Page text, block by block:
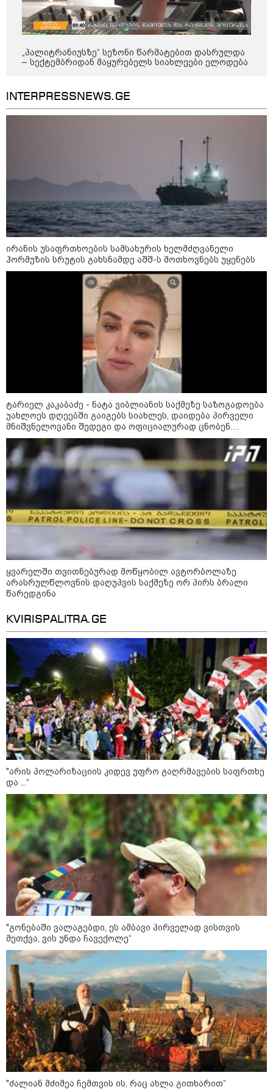
რას აცხადებს ირაკლი კობახიძე
ელექტროენერგიის რამდენჯერმე
გათიშვასთან დაკავშირებით?
19:32 / 08-08-2026
"სიმბოლურია, რომ კობახიძის
მოღალატეობრივი განცხადება
საქართველოს
თავისუფლებისთვის შეწირული
გმირების მემორიალზე
გაკეთდა" - "ნაციონალური
მოძრაობა"
19:03 / 08-08-2026
"მკაცრად ვგმობთ ირაკლი
კობახიძის განცხადებას" -
"კოალიცია ცვლილებისთვის"
16:33 / 08-08-2026
"გიორგი ბარამიძემ რაღაც
არასწორად ჩამოაყალიბა,
მაგრამ ნამდვილად არ
ეკუთვნის წიხლი ივანიშვილის
ღალატზე დაფუძნებული
დიქტატურის მსახურებისგან" -
მიხეილ სააკაშვილი
16:22 / 08-08-2026
"აი, ეს არის სამშობლოს
ღალატი" - როგორ ეხმაურება
ნიკა გვარამია აგვისტოს ომთან
დაკავშირებით ირაკლი
კობახიძის განცხადებას?
კატეგორიის ყველა სიახლე
ოქროს ფასი ბოლო 2 თვის
მაქსიმუმზეა - რა დგას ძვირფასი
ლითონის მკვეთრი გაძვირების
უკან?
უნცია ოქრო დღიურად 101
დოლარით გაძვირდა - რა ღირს
გრამი საქართველოში?
„ტურისტების შემცირების მთავარი
მიზეზი ალბათ, ის პრორუსული,
პროჩინური, პროირანული
პოლიტიკაა, რომელსაც ქვეყანა
ატარებს“ - ცოტნე ჯაფარიძე
კონფლიქტები
„პალიტრანიუსზე“ სეზონი წარმატებით დასრულდა
– სექტემბრიდან მაყურებელს სიახლეები ელოდება
INTERPRESSNEWS.GE
ირანის უსაფრთხოების სამსახურის ხელმძღვანელი
ჰორმუზის სრუტის გახსნამდე აშშ-ს მოთხოვნებს უყენებს
ტარიელ კაკაბაძე - ნატა ვიბლიანის საქმეზე საზოგადოება
უახლოეს დღეებში გაიგებს სიახლეს, დაიდება პირველი
მნიშვნელოვანი შედეგი და ოფიციალურად ცნობენ
დაზარალებულად
ყვარელში თვითნებურად მოწყობილ ავტორბოლაზე
არასრულწლოვნის დაღუპვის საქმეზე ორ პირს ბრალი
წარედგინა
KVIRISPALITRA.GE
"არის პოლარიზაციის კიდევ უფრო გაღრმავების საფრთხე
და ...“
"გონებაში ვალაგებდი, ეს ამბავი პირველად ვისთვის
მეთქვა, ვის უნდა ჩავექოლე“
"ძალიან მძიმეა ჩემთვის ის, რაც ახლა გითხარით“